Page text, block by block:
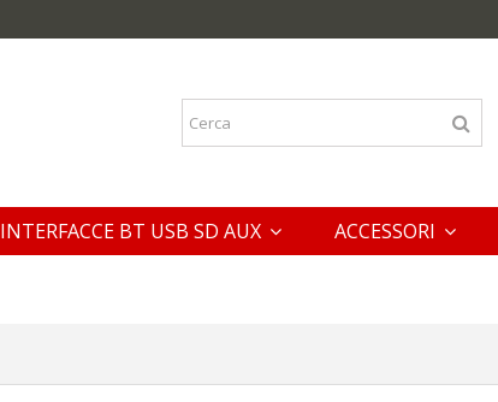
INTERFACCE BT USB SD AUX ACCESSORI